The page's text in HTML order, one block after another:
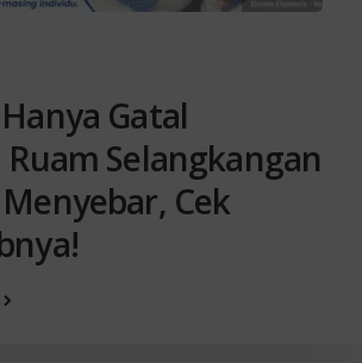
Gatal
Selangkangan
Cek